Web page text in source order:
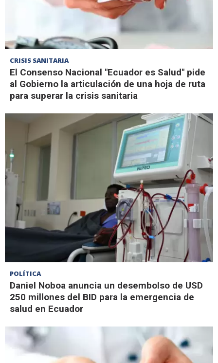
CRISIS SANITARIA
El Consenso Nacional "Ecuador es Salud" pide
al Gobierno la articulación de una hoja de ruta
para superar la crisis sanitaria
POLÍTICA
Daniel Noboa anuncia un desembolso de USD
250 millones del BID para la emergencia de
salud en Ecuador